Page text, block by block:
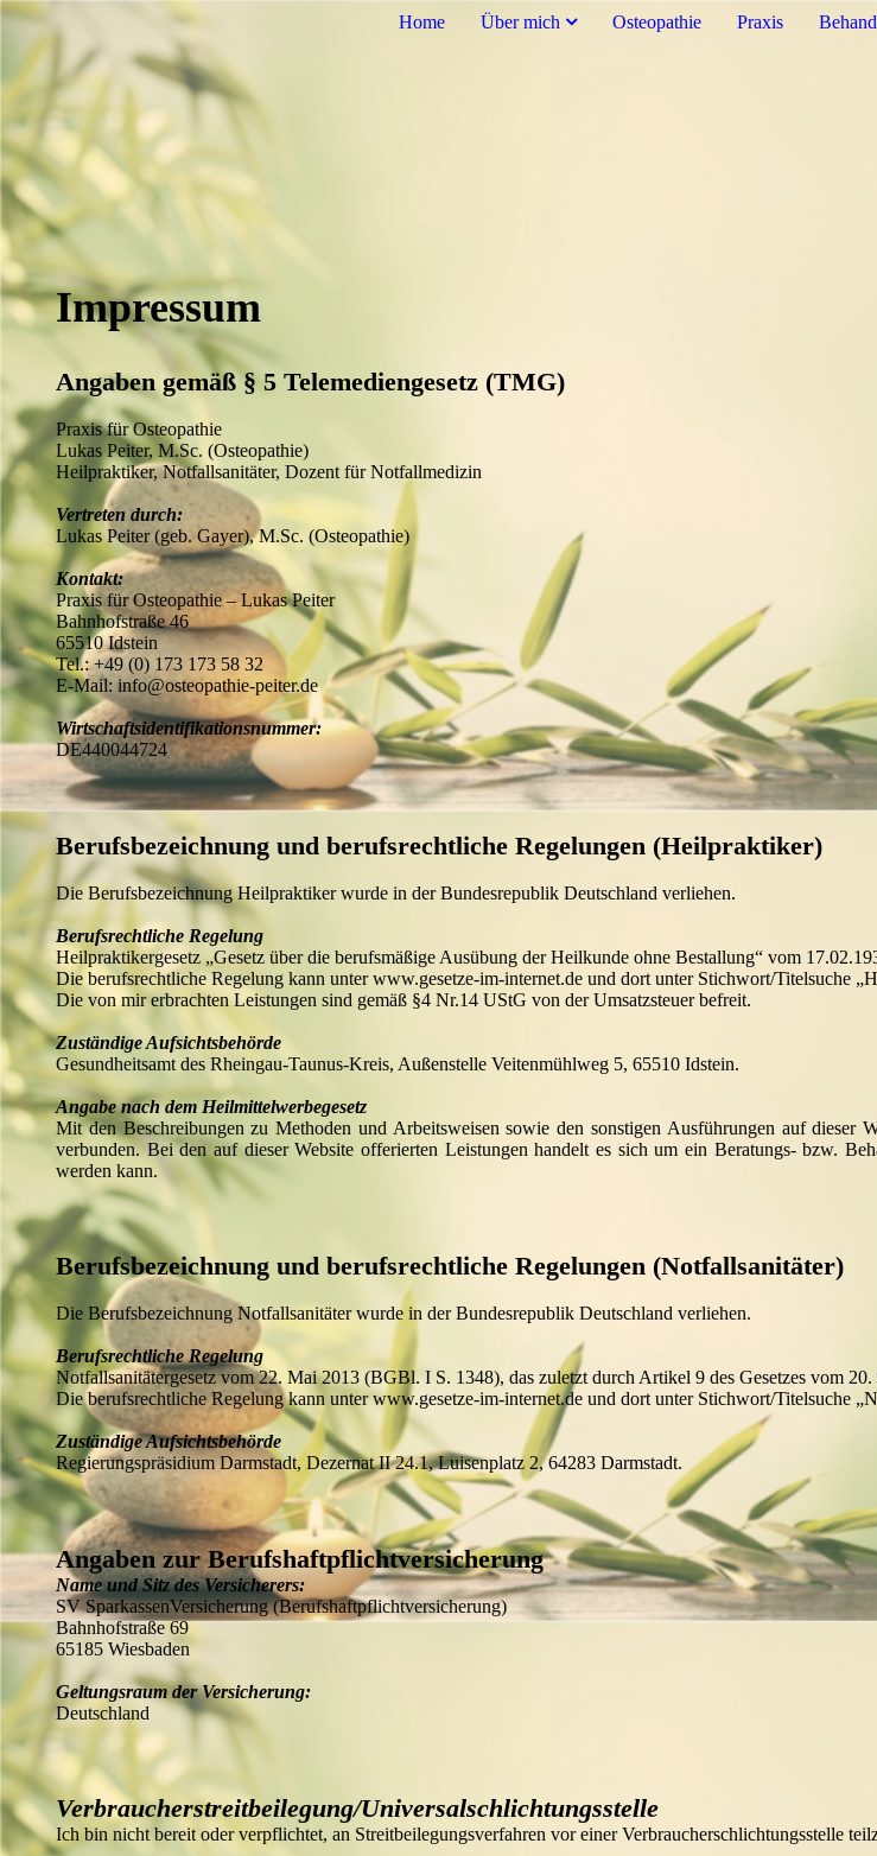
Home Über mich Osteopathie Praxis
Impressum
Angaben gemäß § 5 Telemediengesetz (TMG)
Praxis für Osteopathie
Lukas Peiter, M.Sc. (Osteopathie)
Heilpraktiker,Notfallsanitäter, Dozent für Notfallmedizin
Vertreten durch:
Lukas Peiter (geb. Gayer), M.Sc. (Osteopathie)
Kontakt:
Praxis für Osteopathie – Lukas Peiter
Bahnhofstraße 46
65510 Idstein
Tel.: +49 (0) 173 173 58 32
E-Mail: info@osteopathie-peiter.de
Wirtschaftsidentifikationsnummer:
DE440044724
Berufsbezeichnung und berufsrechtliche Regelungen (Heilpraktiker)
Die Berufsbezeichnung Heilpraktiker wurde in der Bundesrepublik Deutschland verliehen.
Berufsrechtliche Regelung
Heilpraktikergesetz „Gesetz über die berufsmäßige Ausübung der Heilkunde ohne Bestallung“ vom
Die berufsrechtliche Regelung kann unter www.gesetze-im-internet.de und dort unter Stichwort/Titelsuche
Die von mir erbrachten Leistungen sind gemäß §4 Nr.14 UStG von der Umsatzsteuer befreit.
Zuständige Aufsichtsbehörde
Gesundheitsamt des Rheingau-Taunus-Kreis, Außenstelle Veitenmühlweg 5, 65510 Idstein.
Angabe nach dem Heilmittelwerbegesetz
Mit den Beschreibungen zu Methoden und Arbeitsweisen sowie den sonstigen Ausführungen auf
verbunden. Bei den auf dieser Website offerierten Leistungen handelt es sich um ein Beratungs- bzw.
werden kann.
Berufsbezeichnung und berufsrechtliche Regelungen (Notfallsanitäter)
Die Berufsbezeichnung Notfallsanitäter wurde in der Bundesrepublik Deutschland verliehen.
Berufsrechtliche Regelung
Notfallsanitätergesetz vom 22. Mai 2013 (BGBl. I S. 1348), das zuletzt durch Artikel 9 des Gesetzes vom
Die berufsrechtliche Regelung kann unter www.gesetze-im-internet.de und dort unter Stichwort/Titelsuche
Zuständige Aufsichtsbehörde
Regierungspräsidium Darmstadt, Dezernat II 24.1, Luisenplatz 2, 64283 Darmstadt.
Angaben zur Berufshaftpflichtversicherung
Name und Sitz des Versicherers:
SV SparkassenVersicherung (Berufshaftpflichtversicherung)
Bahnhofstraße 69
65185 Wiesbaden
Geltungsraum der Versicherung:
Deutschland
Verbraucherstreitbeilegung/Universalschlichtungsstelle
Ich bin nicht bereit oder verpflichtet, an Streitbeilegungsverfahren vor einer Verbraucherschlichtungsstelle